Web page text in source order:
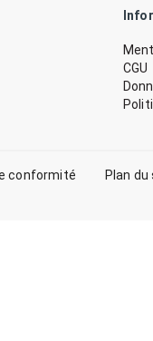
CGU
conformité Plan du